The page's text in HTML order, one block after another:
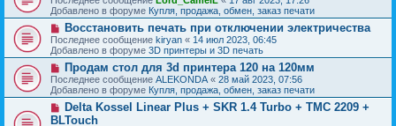
н
и
е
о
о
б
щ
е
н
и
е
в
о
с
о
о
б
щ
е
н
и
е
Добавлено в форуме Купля, продажа, обмен, заказ печати
Н
о
в
о
с
о
о
б
щ
Восстановить печать при отключении электричества
Последнее сообщение kiryan « 14 июл 2023, 06:45
Добавлено в форуме 3D принтеры и 3D печать
Н
о
в
о
с
Продам стол для 3d принтера 120 на 120мм
Последнее сообщение ALEKONDA « 28 май 2023, 07:56
Добавлено в форуме Купля, продажа, обмен, заказ печати
Н
о
Delta Kossel Linear Plus + SKR 1.4 Turbo + TMC 2209 +
BLTouch